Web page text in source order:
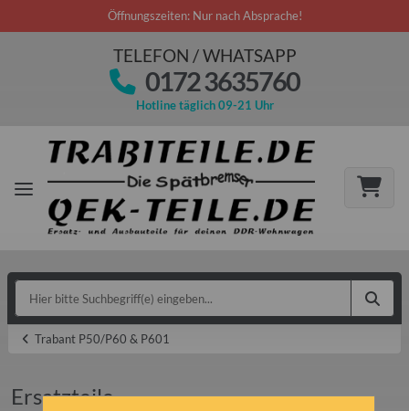
Öffnungszeiten: Nur nach Absprache!
TELEFON / WHATSAPP
0172 3635760
Hotline täglich 09-21 Uhr
Trabant P50/P60 & P601
Ersatzteile